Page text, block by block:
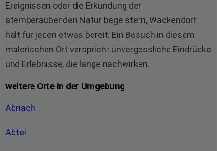
Ereignissen oder die Erkundung der
atemberaubenden Natur begeistern, Wackendorf
hält für jeden etwas bereit. Ein Besuch in diesem
malerischen Ort verspricht unvergessliche Eindrücke
und Erlebnisse, die lange nachwirken.
weitere Orte in der Umgebung
Abriach
Abtei